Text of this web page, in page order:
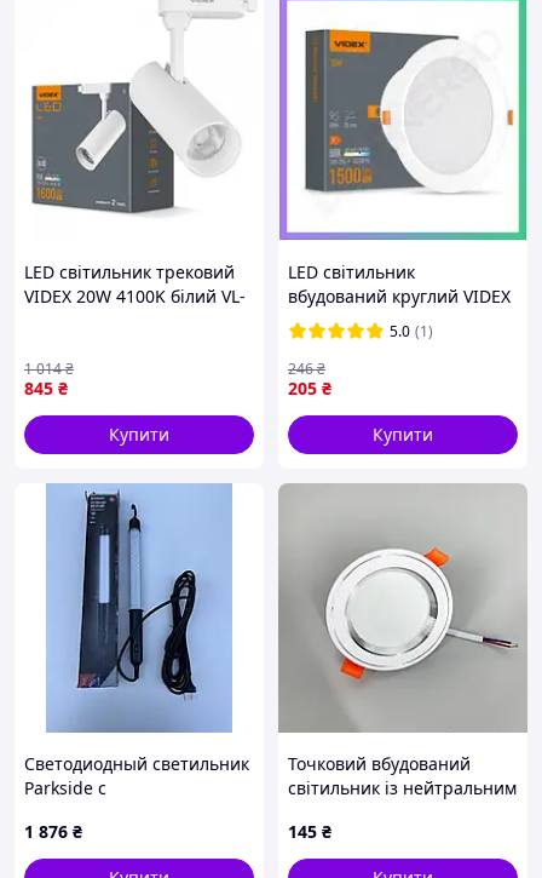
LED світильник трековий
VIDEX 20W 4100K білий VL-
845 ₴
1 014₴
Купити
LED світильник
вбудований круглий VIDEX
15W 5000K денне світло
для освітлення приміщень
енергозберігаючий
5.0 (1)
205 ₴
246₴
Купити
Светодиодный светильник
Parkside с
излучением.
1 876 ₴
Точковий вбудований
світильник із нейтральним
145 ₴